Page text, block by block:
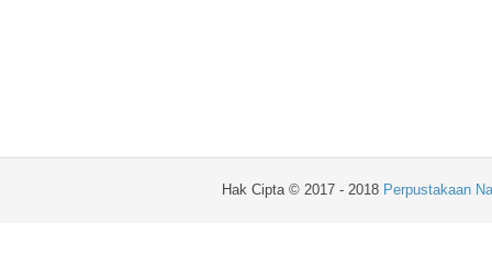
Hak Cipta © 2017 - 2018 Perpustakaan